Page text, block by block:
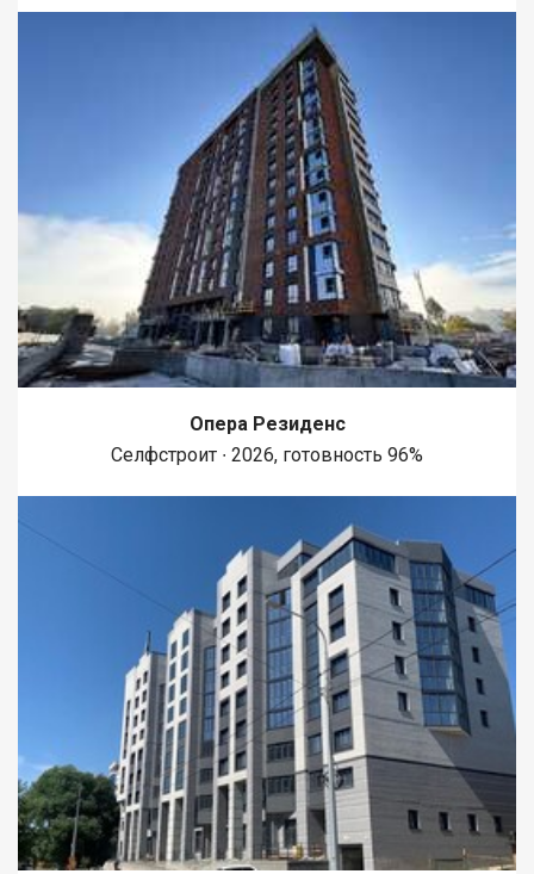
contenteditable="false"></span>Перспективы: рядом проходит
газ, при желании можно легко перейти на индивидуальное
отопление.</li> <li data-list="bullet"><span class="ql-ui"
contenteditable="false"></span>Состояние: косметический
ремонт, можно заехать и жить.</li> <li data-list="bullet"><span
class="ql-ui" contenteditable="false"></span>Юридическая
чистота: документы готовы, подходит под ипотеку.</li></ul>
Участок и постройки: В пользовании земельный участок 456
кв.м. На территории есть всё для комфортной жизни:<ul><li
data-list="bullet"><span class="ql-ui" contenteditable="false">
</span>Баня;</li> <li data-list="bullet"><span class="ql-ui"
contenteditable="false"></span>Гараж для вашего авто;</li> <li
data-list="bullet"><span class="ql-ui" contenteditable="false">
</span>Летняя кухня;</li> <li
Опера Резиденс
Селфстроит ∙ 2026, готовность 96%